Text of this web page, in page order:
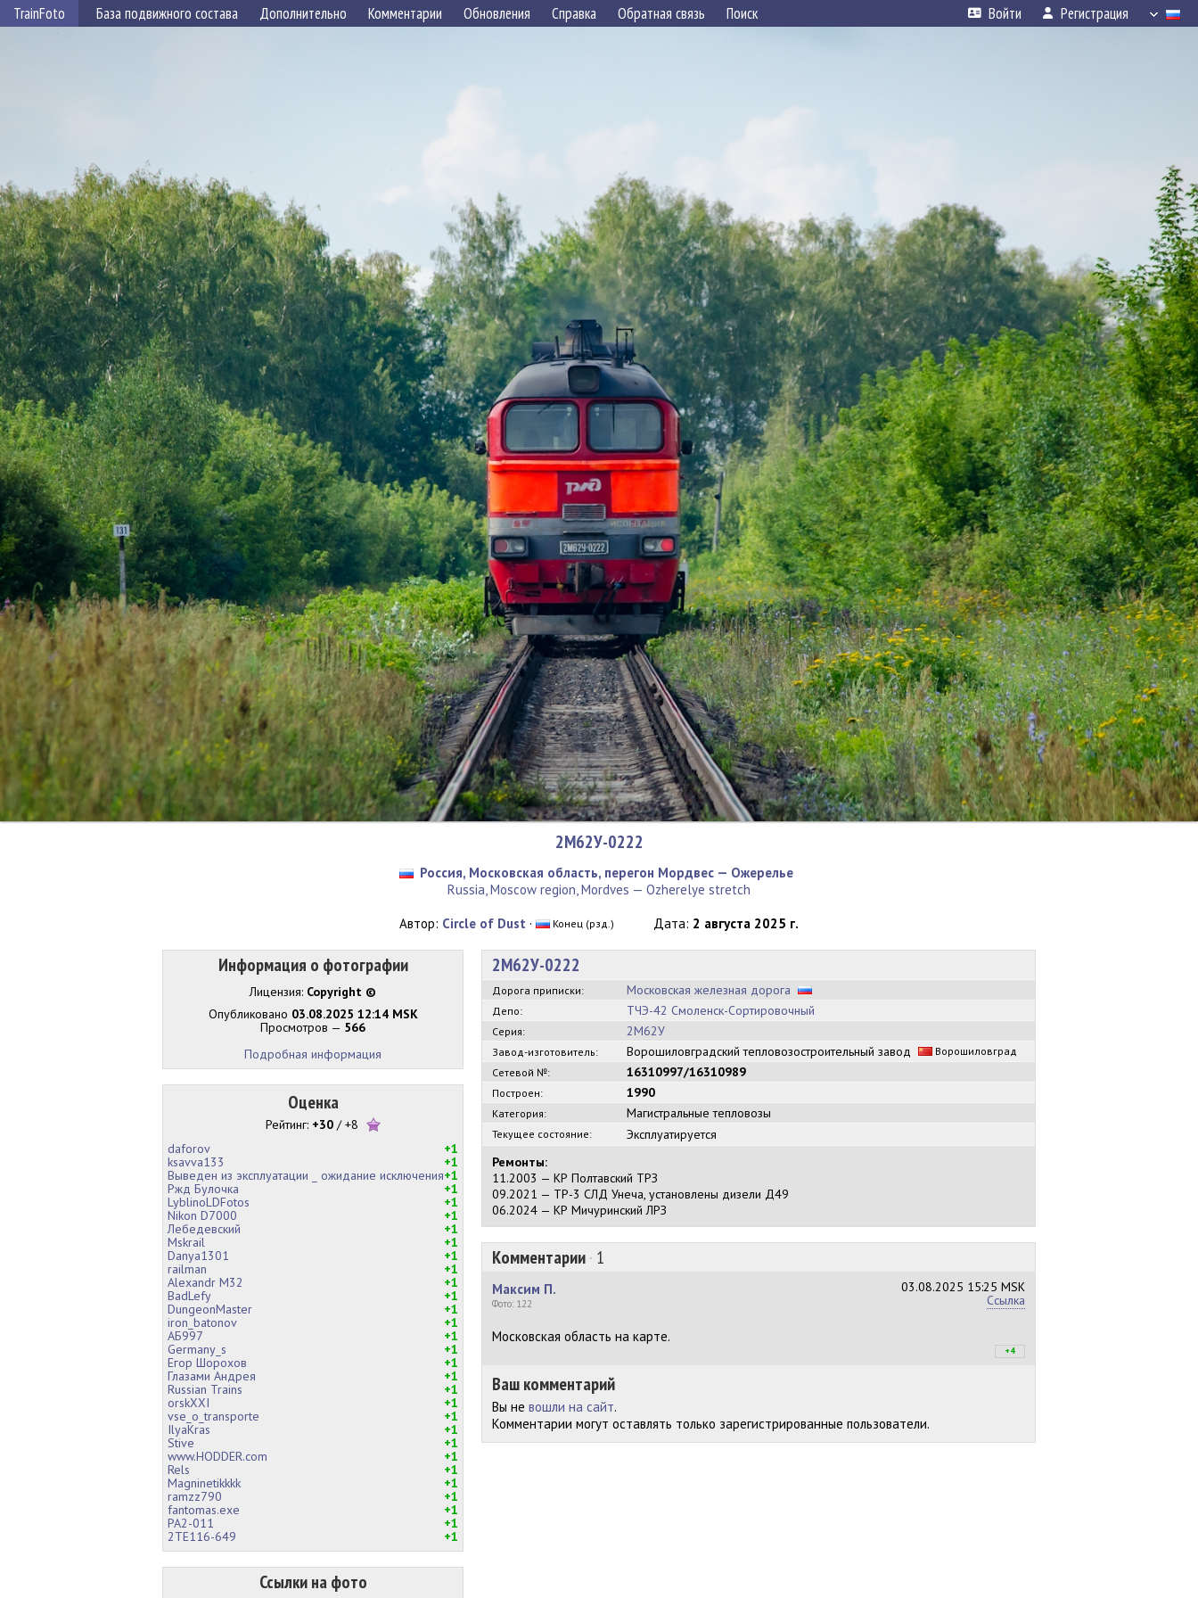
TrainFoto База подвижного состава Дополнительно Комментарии Обновления Справка Обратная связь Поиск Войти Регистрация
2М62У-0222
Россия, Московская область, перегон Мордвес — Ожерелье
Russia, Moscow region, Mordves — Ozherelye stretch
Автор: Circle of Dust · Конец (рзд.) Дата: 2 августа 2025 г.
Информация о фотографии
Лицензия: Copyright ©
Опубликовано 03.08.2025 12:14 MSK
Просмотров — 566
Подробная информация
Оценка
Рейтинг: +30/+8
daforov
+1
ksavva133
+1
Выведен из эксплуатации _ ожидание исключения+1
Ржд Булочка
+1
LyblinoLDFotos
+1
Nikon D7000
+1
Лебедевский
+1
Mskrail
+1
Danya1301
+1
railman
+1
Alexandr M32
+1
BadLefy
+1
DungeonMaster
+1
iron_batonov
+1
АБ997
+1
Germany_s
+1
Егор Шорохов
+1
Глазами Андрея
+1
Russian Trains
+1
orskXXI
+1
vse_o_transporte
+1
IlyaKras
+1
Stive
+1
www.HODDER.com
+1
Rels
+1
Magninetikkkk
+1
ramzz790
+1
fantomas.exe
+1
РА2-011
+1
2TE116-649
+1
Ссылки на фото
2М62У-0222
Дорога приписки: Московская железная дорога
Депо: ТЧЭ-42 Смоленск-Сортировочный
Серия: 2М62У
Завод-изготовитель: Ворошиловградский тепловозостроительный завод
Ворошиловград
Сетевой №:
16310997/16310989
Построен: 1990
Категория: Магистральные тепловозы
Текущее состояние:
Эксплуатируется
Peмонты:
11.2003 — КР Полтавский ТРЗ
09.2021 — ТР-3 СЛД Унеча, установлены дизели Д49
06.2024 — КР Мичуринский ЛРЗ
Комментарии· 1
03.08.2025 15:25 MSK
Ссылка
Максим П.
Фото: 122
Московская область на карте.
+4
/–0
Ваш комментарий
Вы не вошли на сайт.
Комментарии могут оставлять только зарегистрированные пользователи.